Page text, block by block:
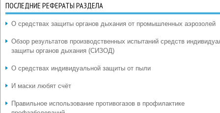
ПОСЛЕДНИЕ РЕФЕРАТЫ РАЗДЕЛА
О средствах защиты органов дыхания от промышленных аэрозолей
Обзор результатов производственных испытаний средств
защиты органов дыхания (СИЗОД)
О средствах индивидуальной защиты от пыли
И маски любят счёт
Правильное использование противогазов в профилактике